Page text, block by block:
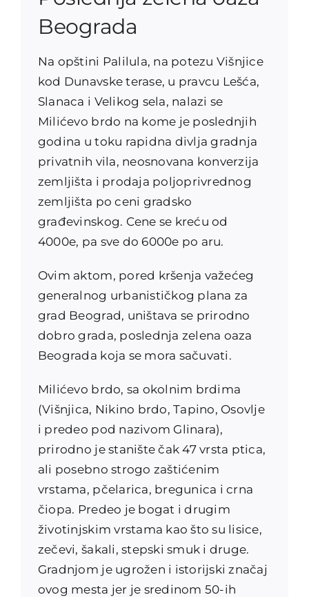
Beograda
Na opštini Palilula, na potezu Višnjice
kod Dunavske terase, u pravcu Lešća,
Slanaca i Velikog sela, nalazi se
Milićevo brdo na kome je poslednjih
godina u toku rapidna divlja gradnja
privatnih vila, neosnovana konverzija
zemljišta i prodaja poljoprivrednog
zemljišta po ceni gradsko
građevinskog. Cene se kreću od
4000e, pa sve do 6000e po aru.
Ovim aktom, pored kršenja važećeg
generalnog urbanističkog plana za
grad Beograd, uništava se prirodno
dobro grada, poslednja zelena oaza
Beograda koja se mora sačuvati.
Milićevo brdo, sa okolnim brdima
(Višnjica, Nikino brdo, Tapino, Osovlje
i predeo pod nazivom Glinara),
prirodno je stanište čak 47 vrsta ptica,
ali posebno strogo zaštićenim
vrstama, pčelarica, bregunica i crna
čiopa. Predeo je bogat i drugim
životinjskim vrstama kao što su lisice,
zečevi, šakali, stepski smuk i druge.
Gradnjom je ugrožen i istorijski značaj
ovog mesta jer je sredinom 50-ih